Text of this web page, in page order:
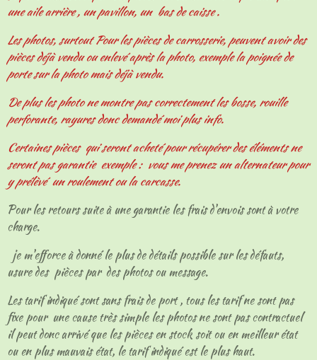
une aile arrière , un pavillon, un bas de caisse .
Les photos, surtout Pour les pièces de carrosserie, peuvent avoir des
pièces déjà vendu ou enlevé après la photo, exemple la poignée de
porte sur la photo mais déjà vendu.
De plus les photo ne montre pas correctement les bosse, rouille
perforante, rayures donc demandé moi plus info.
Certaines pièces qui seront acheté pour récupérer des éléments ne
seront pas garantie exemple : vous me prenez un alternateur pour
y prélèvé un roulement ou la carcasse.
Pour les retours suite à une garantie les frais d'envois sont à votre
charge.
je m'efforce à donné le plus de détails possible sur les défauts,
usure des pièces par des photos ou message.
Les tarif indiqué sont sans frais de port , tous les tarif ne sont pas
fixe pour une cause très simple les photos ne sont pas contractuel
il peut donc arrivé que les pièces en stock soit ou en meilleur état
ou en plus mauvais état, le tarif indiqué est le plus haut.